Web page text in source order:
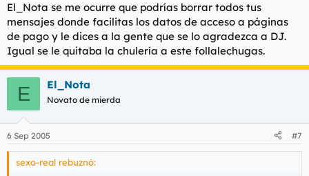
El_Nota se me ocurre que podrías borrar todos tus
mensajes donde facilitas los datos de acceso a páginas
de pago y le dices a la gente que se lo agradezca a DJ.
Igual se le quitaba la chulería a este follalechugas.
E El_Nota
Novato de mierda
6 Sep 2005 #7
sexo-real rebuznó: